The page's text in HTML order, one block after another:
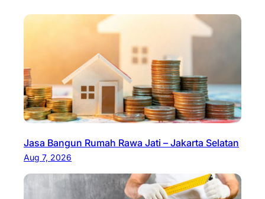
Jasa Bangun Rumah Rawa Jati – Jakarta Selatan
Aug 7, 2026